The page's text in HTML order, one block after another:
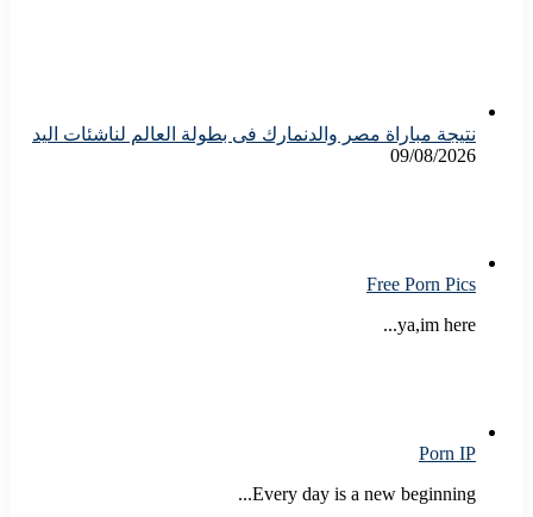
نتيجة مباراة مصر والدنمارك فى بطولة العالم لناشئات اليد
09/08/2026
Free Porn Pics
ya,im here...
Porn IP
Every day is a new beginning...